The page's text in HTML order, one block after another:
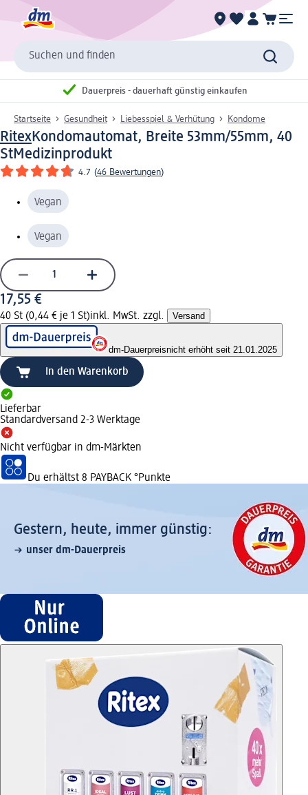
Suchen und finden
Dauerpreis - dauerhaft günstig einkaufen
Startseite Gesundheit Liebesspiel & Verhütung Kondome
RitexKondomautomat, Breite 53mm/55mm, 40
StMedizinprodukt
4.7 (46 Bewertungen)
Vegan
Vegan
17,55 €
40 St (0,44 € je 1 St)inkl. MwSt. zzgl. Versand
dm-Dauerpreisnicht erhöht seit 21.01.2025
In den Warenkorb
Lieferbar
Standardversand 2-3 Werktage
Nicht verfügbar in dm-Märkten
Du erhältst 8 PAYBACK °Punkte
Gestern, heute, immer günstig:
unser dm-Dauerpreis